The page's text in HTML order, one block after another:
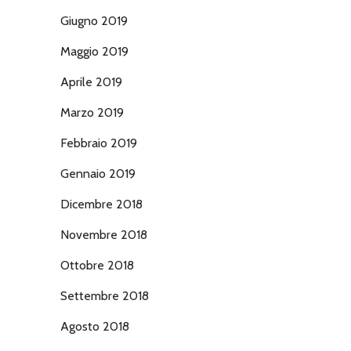
Giugno 2019
Maggio 2019
Aprile 2019
Marzo 2019
Febbraio 2019
Gennaio 2019
Dicembre 2018
Novembre 2018
Ottobre 2018
Settembre 2018
Agosto 2018